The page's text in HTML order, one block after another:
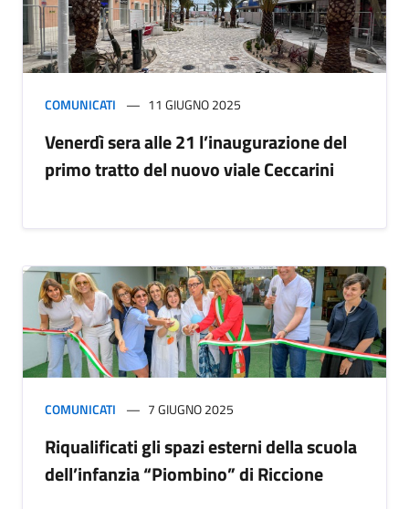
COMUNICATI 11 GIUGNO 2025
Venerdì sera alle 21 l’inaugurazione del
primo tratto del nuovo viale Ceccarini
COMUNICATI 7 GIUGNO 2025
Riqualificati gli spazi esterni della scuola
dell’infanzia “Piombino” di Riccione